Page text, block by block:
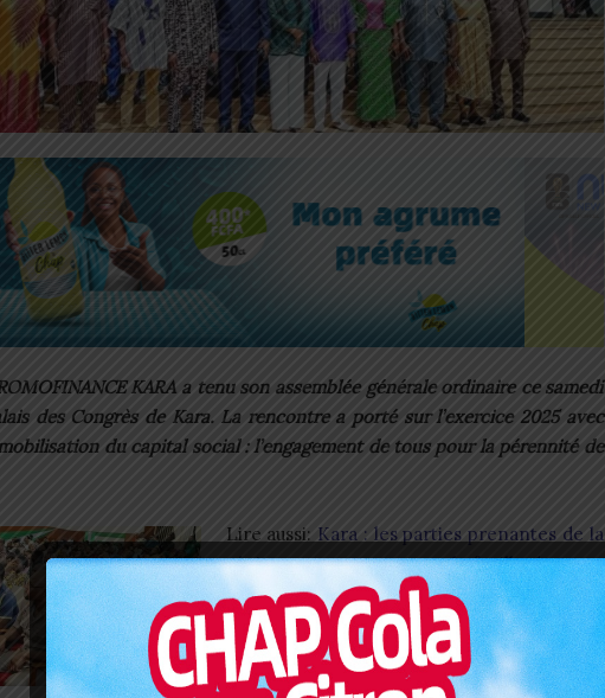
KARA a tenu son assemblée générale ordinaire ce samedi
des Congrès de Kara. La rencontre a porté sur l’exercice 2025 avec
du capital social : l’engagement de tous pour la pérennité de
Lire aussi: Kara : les parties prenantes de la
région se prononcent sur la feuille de route
2026-2031
Les membres ont répondu nombreux à
cette rencontre. Elle a été lancée par le